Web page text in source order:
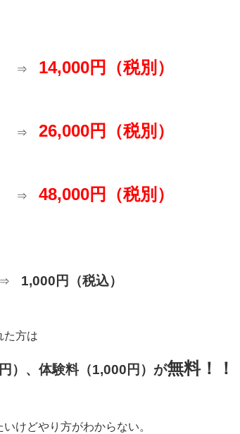
） ⇒ 14,000円（税別）
） ⇒ 26,000円（税別）
） ⇒ 48,000円（税別）
⇒ 1,000円（税込）
た方は
）、体験料（1,000円）が無料！！
いけどやり方がわからない。